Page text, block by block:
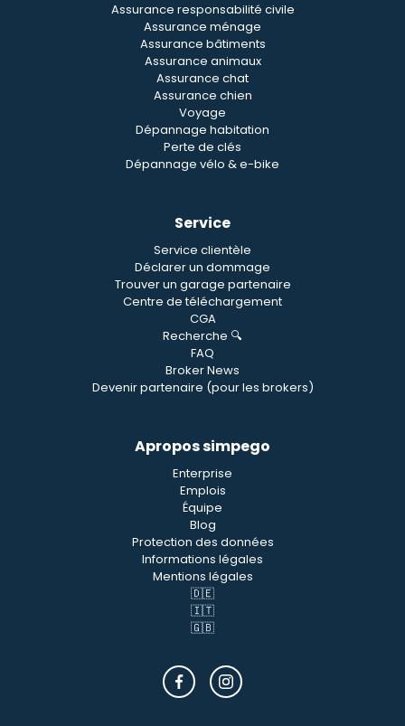
Assurance responsabilité civile
Assurance ménage
Assurance bâtiments
Assurance animaux
Assurance chat
Assurance chien
Voyage
Dépannage habitation
Perte de clés
Dépannage vélo & e-bike
Service
Service clientèle
Déclarer un dommage
Trouver un garage partenaire
Centre de téléchargement
CGA
Recherche 🔍
FAQ
Broker News
Devenir partenaire (pour les brokers)
Apropos simpego
Enterprise
Emplois
Équipe
Blog
Protection des données
Informations légales
Mentions légales
🇩🇪
🇮🇹
🇬🇧